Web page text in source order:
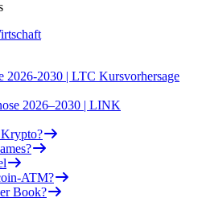
2026-2030 | LTC Kursvorhersage
2026–2030 | LINK
ATM?
Book?